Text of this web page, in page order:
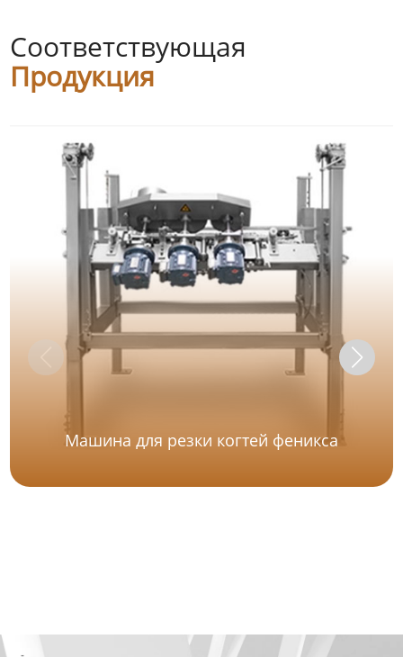
Соответствующая
Продукция
Машина для резки когтей феникса